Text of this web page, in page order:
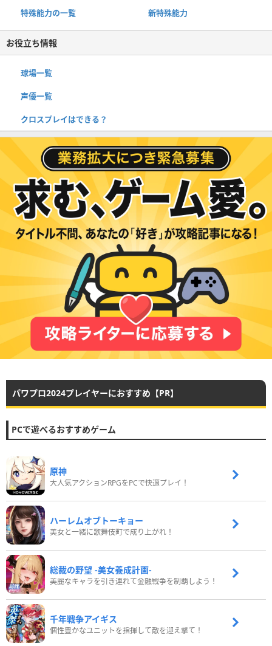
特殊能力の一覧 新特殊能力
お役立ち情報
球場一覧
声優一覧
クロスプレイはできる？
パワプロ2024プレイヤーにおすすめ【PR】
PCで遊べるおすすめゲーム
原神
大人気アクションRPGをPCで快適プレイ！
ハーレムオブトーキョー
美女と一緒に歌舞伎町で成り上がれ！
総裁の野望 -美女養成計画-
美麗なキャラを引き連れて金融戦争を制覇しよう！
千年戦争アイギス
個性豊かなユニットを指揮して敵を迎え撃て！